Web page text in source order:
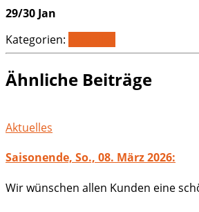
29/30 Jan
Kategorien:
Ähnliche Beiträge
Aktuelles
Saisonende, So., 08. März 2026:
Wir wünschen allen Kunden eine